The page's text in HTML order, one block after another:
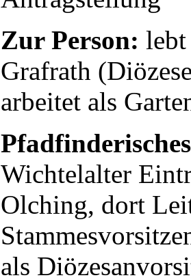
Zur Person:
Grafrath
arbeitet als
Wichtelalter
Olching, dort
als